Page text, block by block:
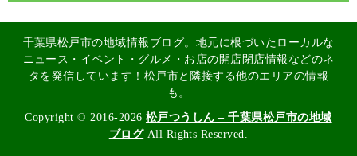
千葉県松戸市の地域情報ブログ。地元に根づいたローカルな
ニュース・イベント・グルメ・お店の開店閉店情報などのネ
タを発信しています！松戸市と隣接する他のエリアの情報
も。
Copyright © 2016-2026 松戸つうしん – 千葉県松戸市の地域
ブログAll Rights Reserved.